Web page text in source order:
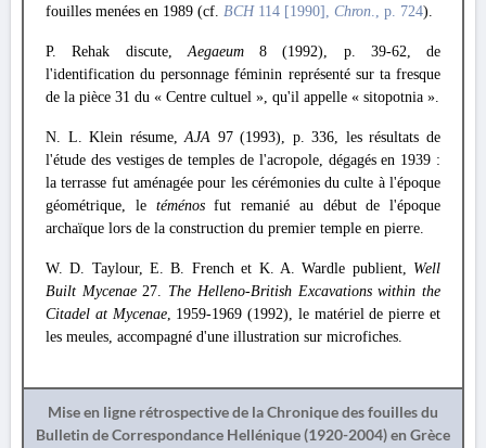
fouilles menées en 1989 (cf. BCH 114 [1990], Chron., p. 724).
P. Rehak discute,Aegaeum 8 (1992), p. 39-62, de
l'identification du personnage féminin représenté sur ta fresque
de la pièce 31 du « Centre cultuel », qu'il appelle « sitopotnia ».
N. L. Klein résume,AJA 97 (1993), p. 336, les résultats de
l'étude des vestiges de temples de l'acropole, dégagés en 1939 :
la terrasse fut aménagée pour les cérémonies du culte à l'époque
géométrique, le téménosfut remanié au début de l'époque
archaïque lors de la construction du premier temple en pierre.
W. D. Taylour, E. B. French et K. A. Wardle publient, Well
Built Mycenae27. The Helleno-British Excavations within the
Citadel at Mycenae, 1959-1969 (1992), le matériel de pierre et
les meules, accompagné d'une illustration sur microfiches.
Mise en ligne rétrospective de la Chronique des fouilles du
Bulletin de Correspondance Hellénique (1920-2004) en Grèce